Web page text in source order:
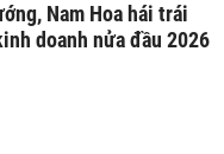
Nam Hoa hái trái
doanh nửa đầu 2026